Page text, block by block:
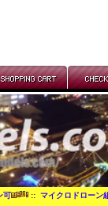
可 :: マイクロドローン